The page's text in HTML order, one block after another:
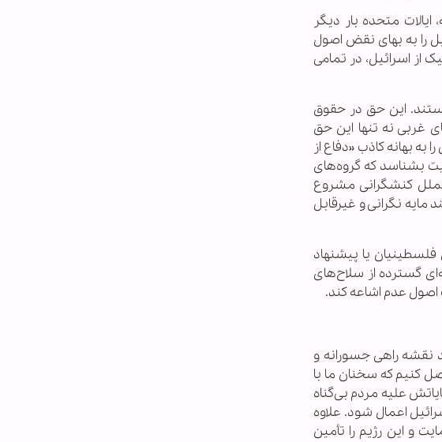
متحده بار دیگر
را به بهای نقض اصول
از اسرائیل، در تمامی
این حق در حقوق
غربی نه تنها این حق
به بهانه کاذب «دفاع از
بشناسد که گروه‌های
کنشگرانی مشروع
نگرانی و غیرقابل
یا پیشنهاد
گسترده از سلاح‌های
اصول عدم اشاعه کند.
نقشه راهی جسورانه و
کنیم که سخنان ما با
علیه مردم بی‌گناه
اعمال شود. علاوه
و این رژیم را تأمین